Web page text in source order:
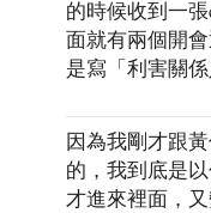
的時候收到一
面就有兩個開
是寫「利害關
因為我剛才跟
的，我到底是
才進來裡面，